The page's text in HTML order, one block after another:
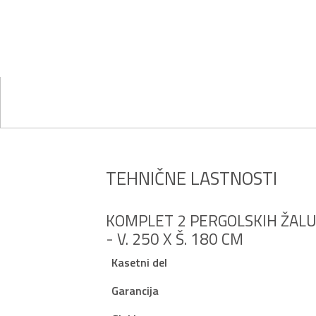
TEHNIČNE LASTNOSTI
KOMPLET 2 PERGOLSKIH
- V. 250 X Š. 180 CM
Kasetni del
Garancija